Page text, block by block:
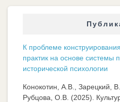
К проблеме
практик на основе системы
исторической психологии
Конокотин, А.В., Зарецкий,
Рубцова, О.В. (2025).